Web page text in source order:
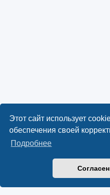
Этот сайт использует
обеспечения своей
Подробнее
Согласен